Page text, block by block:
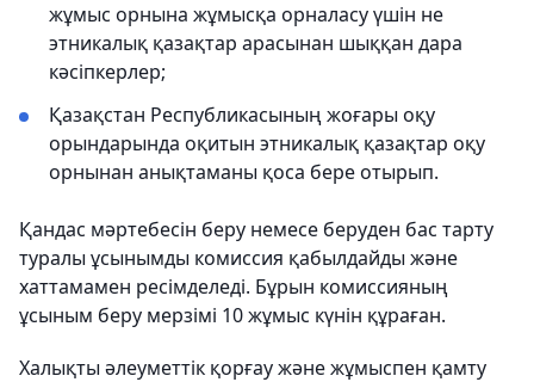
жұмыс орнына жұмысқа орналасу үшін не
этникалық қазақтар арасынан шыққан дара
кәсіпкерлер;
Қазақстан Республикасының жоғары оқу
орындарында оқитын этникалық қазақтар оқу
орнынан анықтаманы қоса бере отырып.
Қандас мәртебесін беру немесе беруден бас тарту
туралы ұсынымды комиссия қабылдайды және
хаттамамен ресімделеді. Бұрын комиссияның
ұсыным беру мерзімі 10 жұмыс күнін құраған.
Халықты әлеуметтік қорғау және жұмыспен қамту